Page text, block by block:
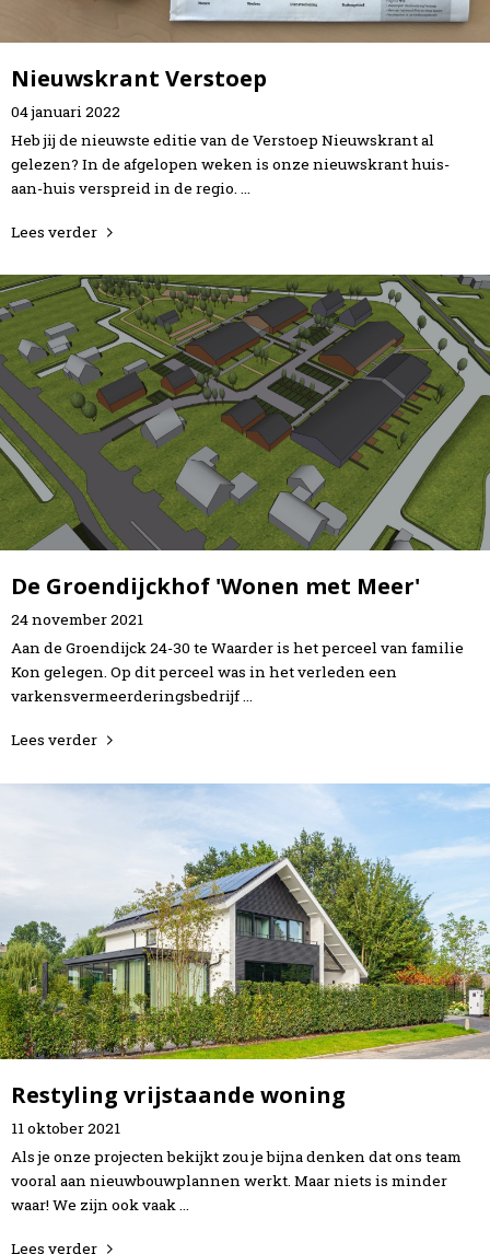
Nieuwskrant Verstoep
04januari2022
Heb jij de nieuwste editie van de Verstoep Nieuwskrant al
gelezen? In de afgelopen weken is onze nieuwskrant huis-
aan-huis verspreid in de regio. …
Lees verder
De Groendijckhof 'Wonen met Meer'
24november2021
Aan de Groendijck 24-30 te Waarder is het perceel van familie
Kon gelegen. Op dit perceel was in het verleden een
varkensvermeerderingsbedrijf …
Lees verder
Restyling vrijstaande woning
11oktober2021
Als je onze projecten bekijkt zou je bijna denken dat ons team
vooral aan nieuwbouwplannen werkt. Maar niets is minder
waar! We zijn ook vaak …
Lees verder